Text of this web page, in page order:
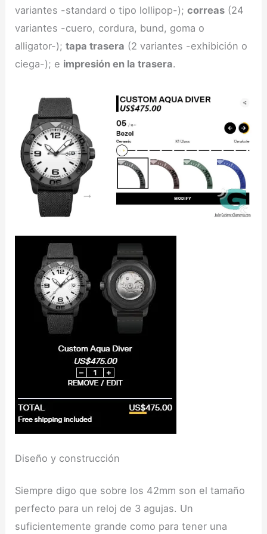
variantes -standard o tipo lollipop-);correas (24
variantes -cuero, cordura, bund, goma o
alligator-);tapa trasera (2 variantes -exhibición o
ciega-); e impresión en la trasera.
Diseño y construcción
Siempre digo que sobre los 42mm son el tamaño
perfecto para un reloj de 3 agujas. Un
suficientemente grande como para tener una